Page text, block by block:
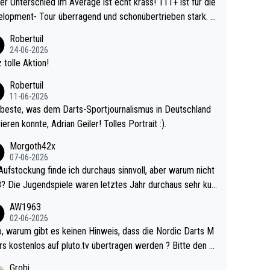
Tour überragend und schonübertrieben stark. U
Da gewinnst keinen Blumentopf - ist ja n
eines Kreisligisten vs einem Bu
Robertuil
24-06-2026
tolle Aktion!
Robertuil
11-06-2026
was dem Darts-Sportjournalismus in Deutschland
konnte, Adrian Geiler! Tolles Portrait :).
Morgoth42x
07-06-2026
finde ich durchaus sinnvoll, aber warum nicht
sehr kur
Somit ändert die automatische Qualifikation des Weltm
nichts. Ich denke sie wollen damit für nächste
AW1963
02-06-2026
M
kostenlos auf pluto.tv übertragen werden ? Bitte den A